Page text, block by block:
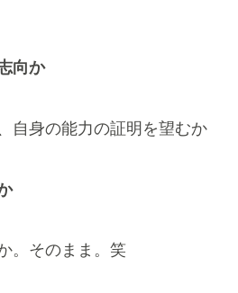
向か
自身の能力の証明を望むか
。そのまま。笑